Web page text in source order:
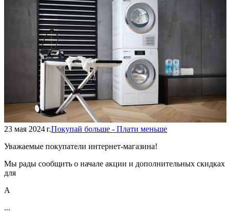
23 мая 2024 г.Покупай больше - Плати меньше
Уважаемые покупатели интернет-магазина!
Мы рады сообщить о начале акции и дополнительных скидках
для
А
...